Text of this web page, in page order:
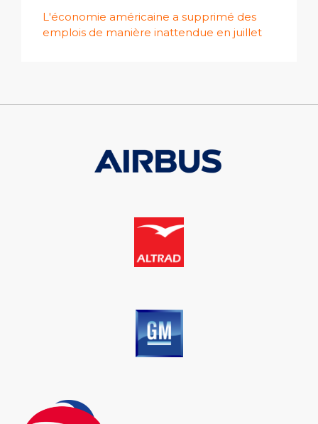
L'économie américaine a supprimé des
emplois de manière inattendue en juillet